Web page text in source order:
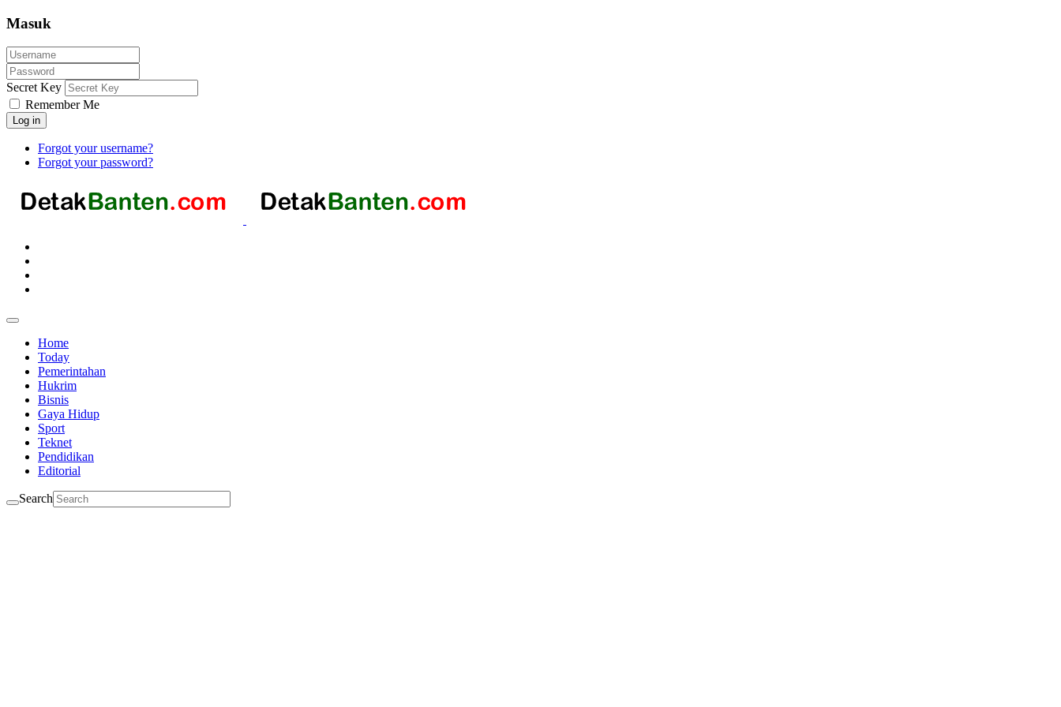
Masuk
Secret Key
Remember Me
Log in
Forgot your username?
Forgot your password?
Home
Today
Pemerintahan
Hukrim
Bisnis
Gaya Hidup
Sport
Teknet
Pendidikan
Editorial
Search